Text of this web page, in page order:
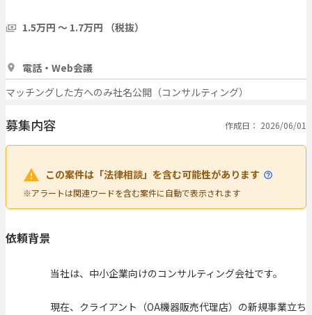
1.5万円 〜 1.7万円 （税抜）
電話・Web会議
マッチングした方へのみ社名公開（コンサルティング）
募集内容 作成日： 2026/06/01
この案件は「法律相談」を含む可能性があります
※アラートは関連ワードを含む案件に自動で表示されます
依頼背景
当社は、中小企業向けのコンサルティング会社です。
現在、クライアント（OA機器販売代理店）の新規事業立ち